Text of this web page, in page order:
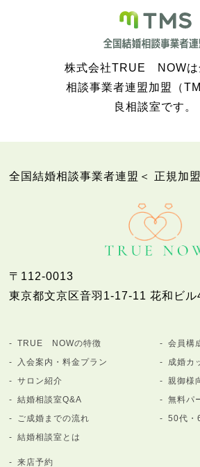
株式会社TRUE NOWは
相談事業者連盟加盟（
良相談室です。
全国結婚相談事業者連盟＜ 正規加
〒112-0013
東京都文京区音羽1-17-11 花和ビル
TRUE NOWの特徴
入会案内・料金プラン
サロン紹介
結婚相談室Q&A
ご成婚までの流れ
結婚相談室とは
会員構
成婚カ
親御様
無料パ
50代・
来店予約